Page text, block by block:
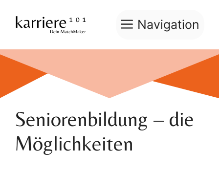
Inhalt
springen
Navigation
Seniorenbildung – die
Möglichkeiten